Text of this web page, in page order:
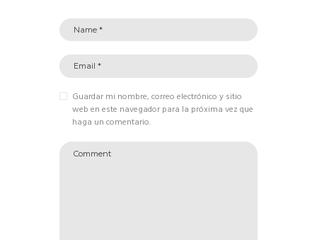
Guardar mi nombre, correo electrónico y sitio
web en este navegador para la próxima vez que
haga un comentario.